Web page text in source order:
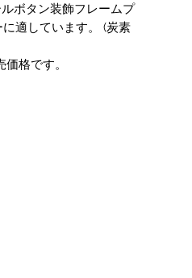
ボタン装飾フレームプ
適しています。 (炭素
格です。